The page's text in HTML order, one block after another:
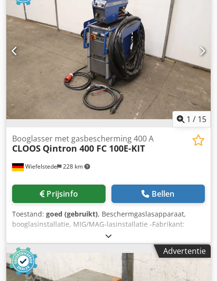
1 / 15
Wiefelstede 228 km
Booglasser met gasbescherming 400 A
CLOOS Qintron 400 FC 100E-KIT
Prijsinfo Bellen
Toestand: goed (gebruikt), Beschermgaslasapparaat,
booglasinstallatie, MIG/MAG-lasinstallatie -Fabrikant:
CLOOS, beschermgaslasapparaat Qintron watergekoeld -
Type: Qintron 400 -Max. lasspanning: 400 A Codpfxsx
Hguns An Ejrf -Watergekoeld -Draadaanvoerkoffer: Cloos
FC 100E-KIT met 4-rolsaandrijving -Toebehoren: inclusief
massakabel, gasregelaar, slangenpakket, zie foto's -
Advertentie